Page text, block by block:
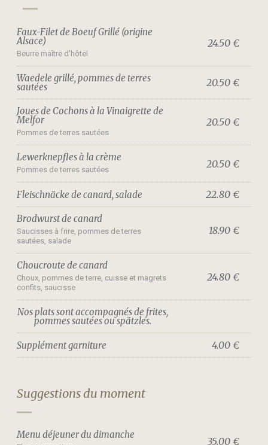
Faux-Filet de Boeuf Grillé (origine
Alsace)
Beurre maître d'hôtel
24.50 €
Waedele grillé, pommes de terres
sautées 20.50 €
Joues de Cochons à la Vinaigrette de
Melfor
Pommes de terres sautées
20.50 €
Lewerknepfles à la crème
Pommes de terres sautées 20.50 €
Fleischnäcke de canard, salade 22.80 €
Brodwurst de canard
Saucisses à frire, pommes de terres
sautées, salade
18.90 €
Choucroute de canard
Choux, pommes de terre, cuisse et magrets
confits, saucisse
24.80 €
Nos plats sont accompagnés de frites,
pommes sautées ou spätzles.
Supplément garniture 4.00 €
Suggestions du moment
Menu déjeuner du dimanche
35.00 €